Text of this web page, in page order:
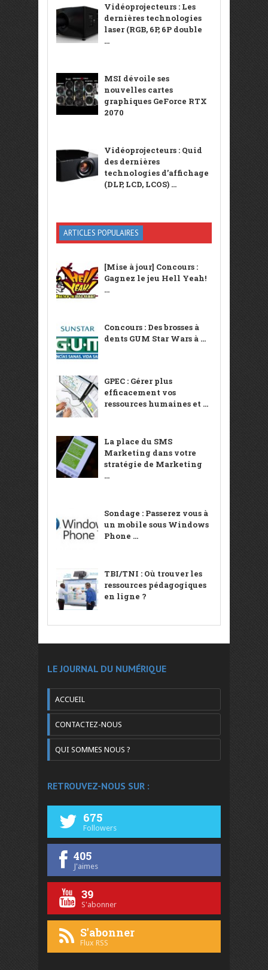
Vidéoprojecteurs : Les
dernières technologies
laser (RGB, 6P, 6P double
...
MSI dévoile ses
nouvelles cartes
graphiques GeForce RTX
2070
Vidéoprojecteurs : Quid
des dernières
technologies d’affichage
(DLP, LCD, LCOS) ...
ARTICLES POPULAIRES
[Mise à jour] Concours :
Gagnez le jeu Hell Yeah!
...
Concours : Des brosses à
dents GUM Star Wars à ...
GPEC : Gérer plus
efficacement vos
ressources humaines et ...
La place du SMS
Marketing dans votre
stratégie de Marketing
...
Sondage : Passerez vous à
un mobile sous Windows
Phone ...
TBI/TNI : Où trouver les
ressources pédagogiques
en ligne ?
LE JOURNAL DU NUMÉRIQUE
ACCUEIL
CONTACTEZ-NOUS
QUI SOMMES NOUS ?
RETROUVEZ-NOUS SUR :
675
Followers
405
J'aimes
39
S'abonner
S'abonner
Flux RSS